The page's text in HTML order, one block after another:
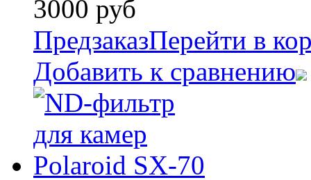
3000 руб
ПредзаказПерейти в
Добавить к сравнению